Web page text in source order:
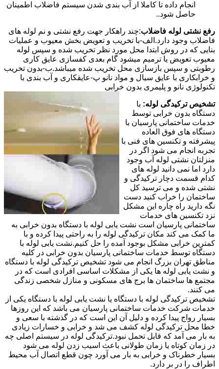
انجام داده تا کاملا از آب بندی شدن سیستم فاضلاب اطمینان
حاصل شود..
رفع نشتی لوله فاضلاب:چند راهکار جهت رفع نشتی و نم لوله های
فاضلاب وجود دارد.الف-با تخریب و تعویض بخش معیوب و عملیات
بنایی که در روش ابتدا محل مورد نظر تخریب شده و سپس لوله
معیوب تعویض یا ترمیم میشود گام بعدی کفسازی عایق کاری
رطوبتی و سپس بازسازی محل تخریب شده میباشد.ب-بدون تخریب
و خرابکاری با عایق سیال و مواد نانو پ-عایقکاری و آب بندی با
تکنولوژی نانو و پلیمری بدون خرابی
تشخیص ترکیدگی لوله: با
دستگاه بدون خرابی توسط
خدمات ساختمانی پارسیان با
دستگاه های فوق العاده
پیشرفته و تکنسین های فنی با
تجربه انجام می شود اگر در
منزلتان نشتی لوله آب وجود
دارد اما نمی دانید لوله های
کدام قسمت دچار ترکیدگی و
نشتی شده و می ترسید کل
ساختمان را خراب کنید دست
نگه دارید راه چاره این مشکل
نزد تکنسین های خدمات
ساختمانی پارسیان است نشت یابی لوله با دستگاه بدون خرابی به
ما کمک می کند مکان ترکیدگی لوله را به راحتی پیدا کرده و با
کمترین خرابی مشکل بوجود آمده را حل کنیم.نشت یابی لوله با
دستگاه توسط خدمات ساختمانی پارسیان بدون خرابی در کلیه
مناطق تهران بزرگ انجام می شود تشخیص ترکیدگی لوله با دستگاه
و نشت یابی لوله ها یکی از مشکلات اساسی افرادی است که در
مجتمع ها ساختمان ها برج های مسکونی و منازل شخصی زندگی
می کنند.
تشخیص ترکیدگی لوله با دستگاه یا نشت یابی لوله با دستگاه یکی از
خدمات شرکت خدمات ساختمانی پارسیان می باشد که این روزها
بسیار رواج پیدا کرده و دلیل آن این است که در گذشته با سعی و
خطا محل ترکیدگی لوله کشف می شد و خرابی و خسارات زیادی
به بار می آمد که قابل تحمل نبود.ترکیدگی لوله در سیستم اصلی چه
در زمان کوتاه یا زمان طولانی باعث اسیب زدن لوله می شود
بسیار خطرناک و خرابی به بار می آورد چون قطع اتصال آب محیط
اطراف را در بر دارد.